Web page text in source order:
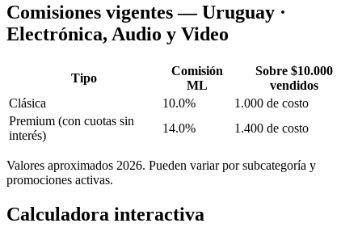
Comisiones vigentes — Uruguay ·
Electrónica, Audio y Video
Tipo
Comisión
ML
Sobre $10.000
vendidos
Clásica
10.0%
1.000 de costo
Premium (con cuotas sin
interés)
14.0% 1.400 de costo
Valores aproximados 2026. Pueden variar por subcategoría y
promociones activas.
Calculadora interactiva